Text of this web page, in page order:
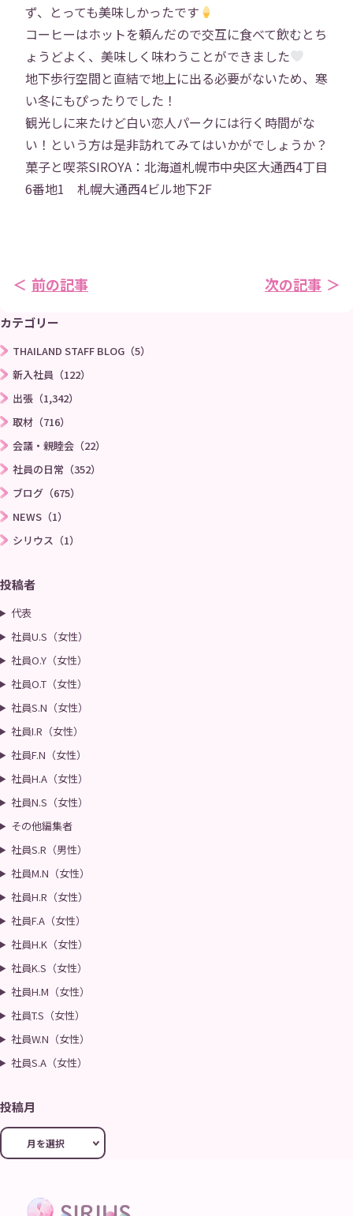
採用情報 役員インタビュー
社員インタビュー 福利厚生
研修 勉強会
プロジェクト 社員寮
ず、とっても美味しかったです
コーヒーはホットを頼んだので交互に食べて飲むとち
ょうどよく、美味しく味わうことができました
地下歩行空間と直結で地上に出る必要がないため、寒
い冬にもぴったりでした！
観光しに来たけど白い恋人パークには行く時間がな
い！という方は是非訪れてみてはいかがでしょうか？
菓子と喫茶SIROYA：北海道札幌市中央区大通西4丁目
6番地1 札幌大通西4ビル地下2F
前の記事 次の記事
カテゴリー
THAILAND STAFF BLOG（5）
新入社員（122）
出張（1,342）
取材（716）
会議・親睦会（22）
社員の日常（352）
ブログ（675）
NEWS（1）
シリウス（1）
投稿者
代表
社員U.S（女性）
社員O.Y（女性）
社員O.T（女性）
社員S.N（女性）
社員I.R（女性）
社員F.N（女性）
社員H.A（女性）
社員N.S（女性）
その他編集者
社員S.R（男性）
社員M.N（女性）
社員H.R（女性）
社員F.A（女性）
社員H.K（女性）
社員K.S（女性）
社員H.M（女性）
社員T.S（女性）
社員W.N（女性）
社員S.A（女性）
投稿月